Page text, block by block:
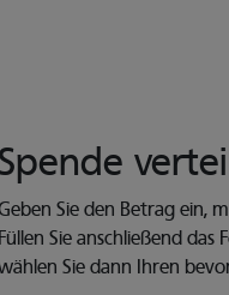
Spende
Sie den Betrag ein,
Füllen Sie anschließend
Sie dann Ihren